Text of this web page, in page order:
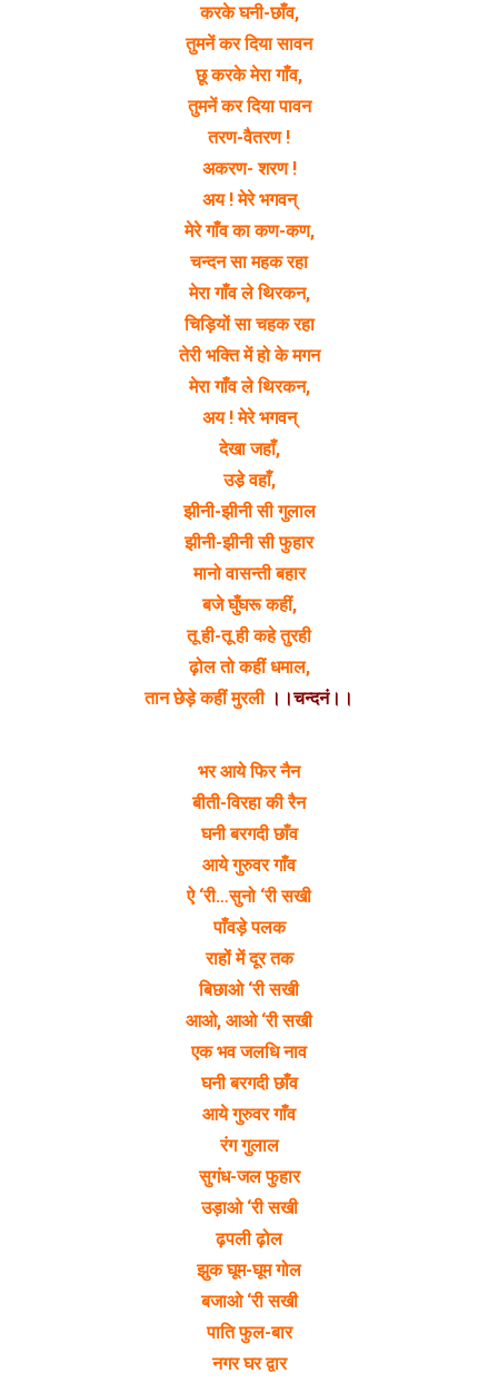
करके घनी-छाँव,
तुमनें कर दिया सावन
छू करके मेरा गाँव,
तुमनें कर दिया पावन
तरण-वैतरण !
अकरण- शरण !
अय ! मेरे भगवन्
मेरे गाँव का कण-कण,
चन्दन सा महक रहा
मेरा गाँव ले थिरकन,
चिड़ियों सा चहक रहा
तेरी भक्ति में हो के मगन
मेरा गाँव ले थिरकन,
अय ! मेरे भगवन्
देखा जहाँ,
उडे़ वहाँ,
झीनी-झीनी सी गुलाल
झीनी-झीनी सी फुहार
मानो वासन्ती बहार
बजे घुँघरू कहीं,
तू ही-तू ही कहे तुरही
ढ़ोल तो कहीं धमाल,
तान छेड़े कहीं मुरली ।।चन्दनं।।
भर आये फिर नैन
बीती-विरहा की रैन
घनी बरगदी छाँव
आये गुरुवर गाँव
ऐ ‘री…सुनो ‘री सखी
पाँवड़े पलक
राहों में दूर तक
बिछाओ ‘री सखी
आओ, आओ ‘री सखी
एक भव जलधि नाव
घनी बरगदी छाँव
आये गुरुवर गाँव
रंग गुलाल
सुगंध-जल फुहार
उड़ाओ ‘री सखी
ढ़पली ढ़ोल
झुक घूम-घूम गोल
बजाओ ‘री सखी
पाति फुल-बार
नगर घर द्वार